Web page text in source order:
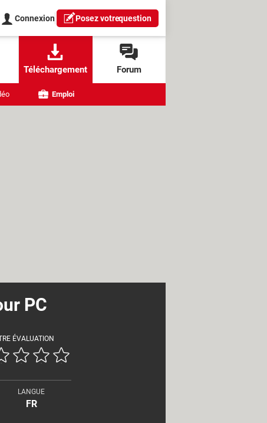
Connexion Posez votrequestion
Téléchargement Forum
Emploi
PC
ÉVALUATION
LANGUE
FR